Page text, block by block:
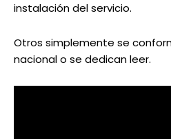
instalación del servicio.
Otros simplemente se
nacional o se dedican leer.